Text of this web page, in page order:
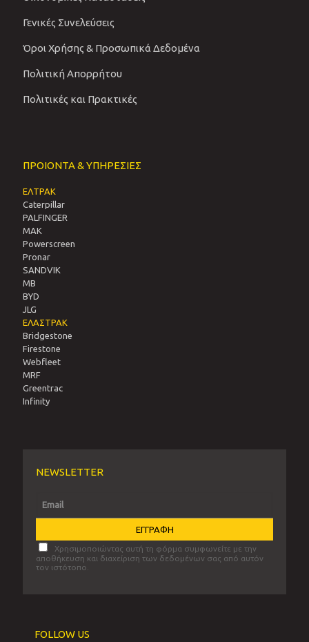
Γενικές Συνελεύσεις
Όροι Χρήσης & Προσωπικά Δεδομένα
Πολιτική Απορρήτου
Πολιτικές και Πρακτικές
ΠΡΟΙΟΝΤΑ & ΥΠΗΡΕΣΙΕΣ
ΕΛΤΡΑΚ
Caterpillar
PALFINGER
MAK
Powerscreen
Pronar
SANDVIΚ
MB
BYD
JLG
ΕΛΑΣΤΡΑΚ
Bridgestone
Firestone
Webfleet
MRF
Greentrac
Infinity
NEWSLETTER
Χρησιμοποιώντας αυτή τη φόρμα συμφωνείτε με την
αποθήκευση και διαχείριση των δεδομένων σας από αυτόν
τον ιστότοπο.
FOLLOW US